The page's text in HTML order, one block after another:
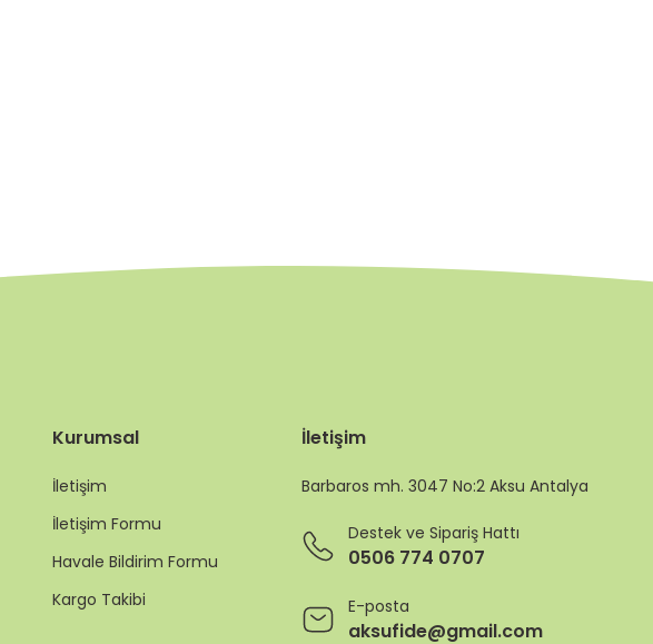
Kurumsal
İletişim
İletişim Formu
Havale Bildirim Formu
Kargo Takibi
İletişim
Barbaros mh. 3047 No:2 Aksu Antalya
Destek ve Sipariş Hattı
0506 774 0707
E-posta
aksufide@gmail.com